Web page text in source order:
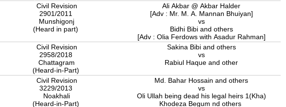
Civil Revision
2901/2011
Munshigonj
(Heard in part)
Ali Akbar @ Akbar Halder
[Adv : Mr. M. A. Mannan Bhuiyan]
vs
Bidhi Bibi and others
[Adv : Olia Ferdows with Asadur Rahman]
Civil Revision
2958/2018
Chattagram
(Heard-in-Part)
Sakina Bibi and others
vs
Rabiul Haque and other
Civil Revision
3229/2013
Noakhali
(Heard-in-Part)
Md. Bahar Hossain and others
vs
Oli Ullah being dead his legal heirs 1(Kha)
Khodeza Begum nd others